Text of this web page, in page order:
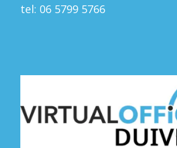
tel: 06 5799 5766